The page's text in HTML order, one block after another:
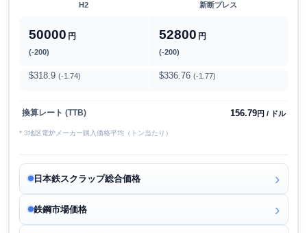
H2 新断プレス
50000 円
(-200)
52800 円
(-200)
$318.9 (-1.74) $336.76 (-1.77)
換算レート (TTB) 156.79円 / ドル
* 3地区電炉メーカー購入価格平均（トン当たり）
日本鉄スクラップ総合価格
鉄鋼市場価格